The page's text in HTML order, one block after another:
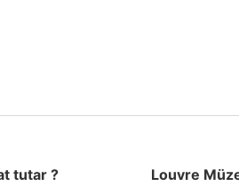
tutar ?
Louvre